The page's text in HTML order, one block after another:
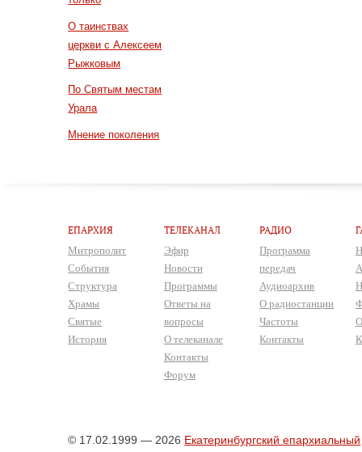
О таинствах
церкви с Алексеем
Рыжковым
По Святым местам
Урала
Мнение поколения
ЕПАРХИЯ
Митрополит
События
Структура
Храмы
Святые
История
ТЕЛЕКАНАЛ
Эфир
Новости
Программы
Ответы на
вопросы
О телеканале
Контакты
Форум
РАДИО
Программа
передач
Аудиоархив
О радиостанции
Частоты
Контакты
© 17.02.1999 — 2026 Екатеринбургский епархиальный